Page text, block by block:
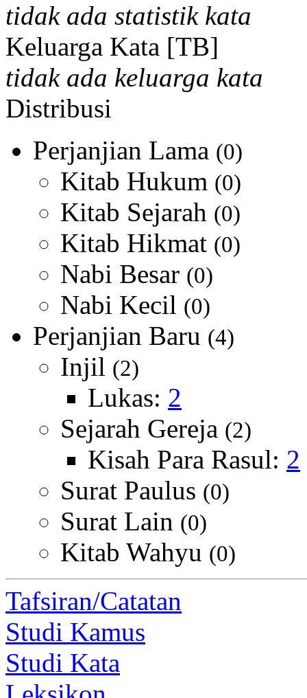
tidak ada statistik kata
Keluarga Kata [TB]
tidak ada keluarga kata
Distribusi
Perjanjian Lama (0)
Kitab Hukum (0)
Kitab Sejarah (0)
Kitab Hikmat (0)
Nabi Besar (0)
Nabi Kecil (0)
Perjanjian Baru (4)
Injil (2)
Lukas: 2
Sejarah Gereja (2)
Kisah Para Rasul: 2
Surat Paulus (0)
Surat Lain (0)
Kitab Wahyu (0)
Tafsiran/Catatan
Studi Kamus
Studi Kata